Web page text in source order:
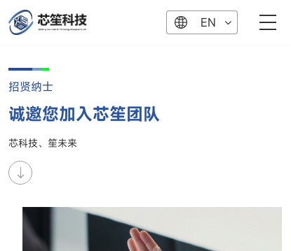
EN
招贤纳士
诚邀您加入芯笙团队
芯科技、笙未来